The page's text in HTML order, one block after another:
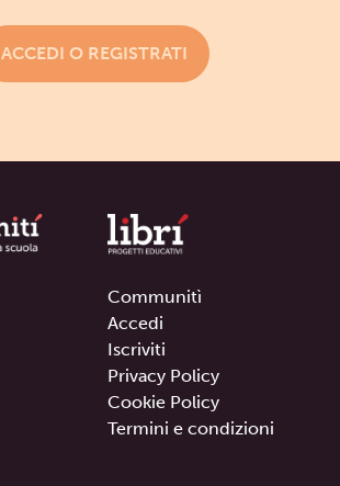
ACCEDI O REGISTRATI
Communitì
Accedi
Iscriviti
Privacy Policy
Cookie Policy
Termini e condizioni